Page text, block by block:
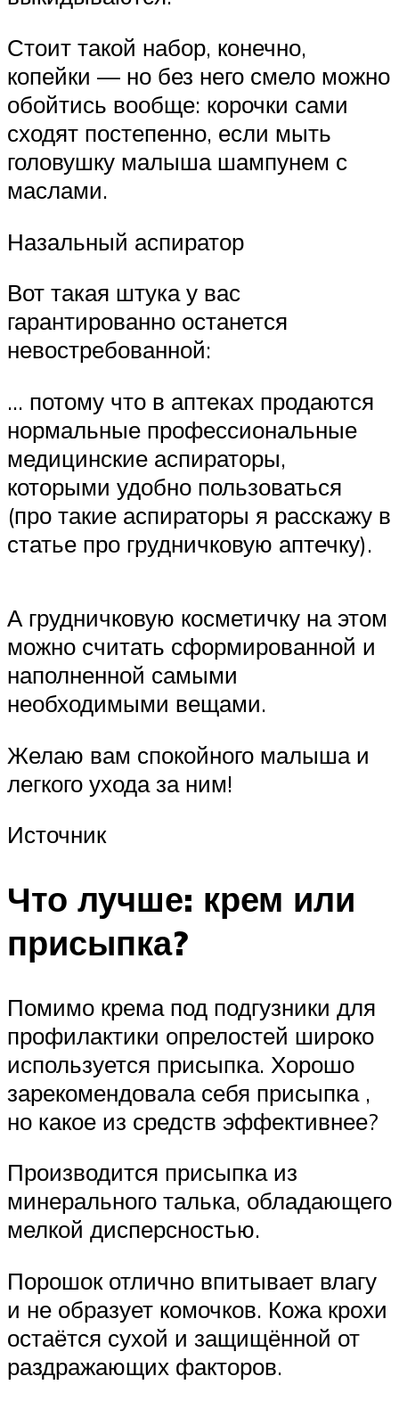
Стоит такой набор, конечно,
копейки — но без него смело можно
обойтись вообще: корочки сами
сходят постепенно, если мыть
головушку малыша шампунем с
маслами.
Назальный аспиратор
Вот такая штука у вас
гарантированно останется
невостребованной:
… потому что в аптеках продаются
нормальные профессиональные
медицинские аспираторы,
которыми удобно пользоваться
(про такие аспираторы я расскажу в
статье про грудничковую аптечку).
А грудничковую косметичку на этом
можно считать сформированной и
наполненной самыми
необходимыми вещами.
Желаю вам спокойного малыша и
легкого ухода за ним!
Источник
Что лучше: крем или
присыпка?
Помимо крема под подгузники для
профилактики опрелостей широко
используется присыпка. Хорошо
зарекомендовала себя присыпка ,
но какое из средств эффективнее?
Производится присыпка из
минерального талька, обладающего
мелкой дисперсностью.
Порошок отлично впитывает влагу
и не образует комочков. Кожа крохи
остаётся сухой и защищённой от
раздражающих факторов.